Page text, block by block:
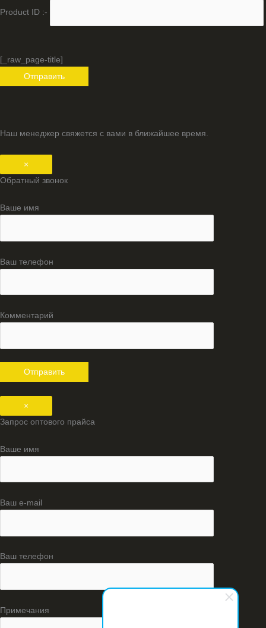
Product ID :-
[_raw_page-title]
Наш менеджер свяжется с вами в ближайшее время.
×
Обратный звонок
Ваше имя
Ваш телефон
Комментарий
×
Запрос оптового прайса
Ваше имя
Ваш e-mail
Ваш телефон
Примечания